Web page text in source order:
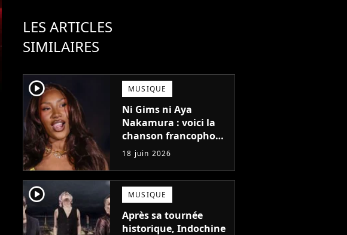
LES ARTICLES
SIMILAIRES
player2 MUSIQUE
Ni Gims ni Aya
Nakamura : voici la
chanson francophone
la plus écoutée à
l'étranger en 2025 !
18 juin 2026
player2 MUSIQUE
Après sa tournée
historique, Indochine